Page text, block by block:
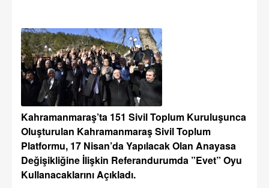
Kahramanmaraş’ta 151 Sivil Toplum Kuruluşunca
Oluşturulan Kahramanmaraş Sivil Toplum
Platformu, 17 Nisan’da Yapılacak Olan Anayasa
Değişikliğine İlişkin Referandurumda ”Evet” Oyu
Kullanacaklarını Açıkladı.